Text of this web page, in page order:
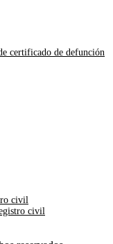
certificado de defunción
civil
civil